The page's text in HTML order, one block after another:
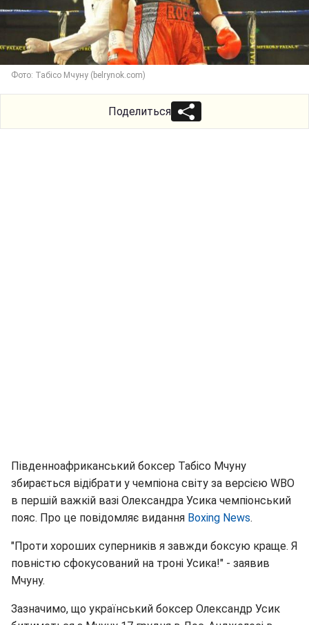
Фото: Табісо Мчуну (belrynok.com)
Поделиться
Південноафриканський боксер Табісо Мчуну
збирається відібрати у чемпіона світу за версією WBO
в першій важкій вазі Олександра Усика чемпіонський
пояс. Про це повідомляє видання Boxing News.
"Проти хороших суперників я завжди боксую краще. Я
повністю сфокусований на троні Усика!" - заявив
Мчуну.
Зазначимо, що український боксер Олександр Усик